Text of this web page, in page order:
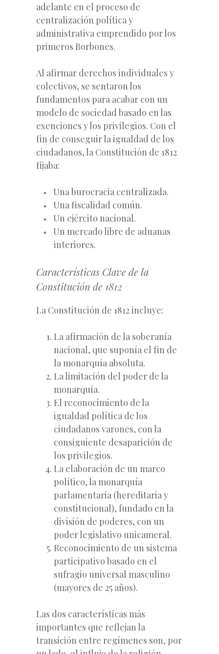
adelante en el proceso de
centralización política y
administrativa emprendido por los
primeros Borbones.
Al afirmar derechos individuales y
colectivos, se sentaron los
fundamentos para acabar con un
modelo de sociedad basado en las
exenciones y los privilegios. Con el
fin de conseguir la igualdad de los
ciudadanos, la Constitución de 1812
fijaba:
Una burocracia centralizada.
Una fiscalidad común.
Un ejército nacional.
Un mercado libre de aduanas
interiores.
Características Clave de la
Constitución de 1812
La Constitución de 1812 incluye:
La afirmación de la soberanía
nacional, que suponía el fin de
la monarquía absoluta.
La limitación del poder de la
monarquía.
El reconocimiento de la
igualdad política de los
ciudadanos varones, con la
consiguiente desaparición de
los privilegios.
La elaboración de un marco
político, la monarquía
parlamentaria (hereditaria y
constitucional), fundado en la
división de poderes, con un
poder legislativo unicameral.
Reconocimiento de un sistema
participativo basado en el
sufragio universal masculino
(mayores de 25 años).
Las dos características más
importantes que reflejan la
transición entre regímenes son, por